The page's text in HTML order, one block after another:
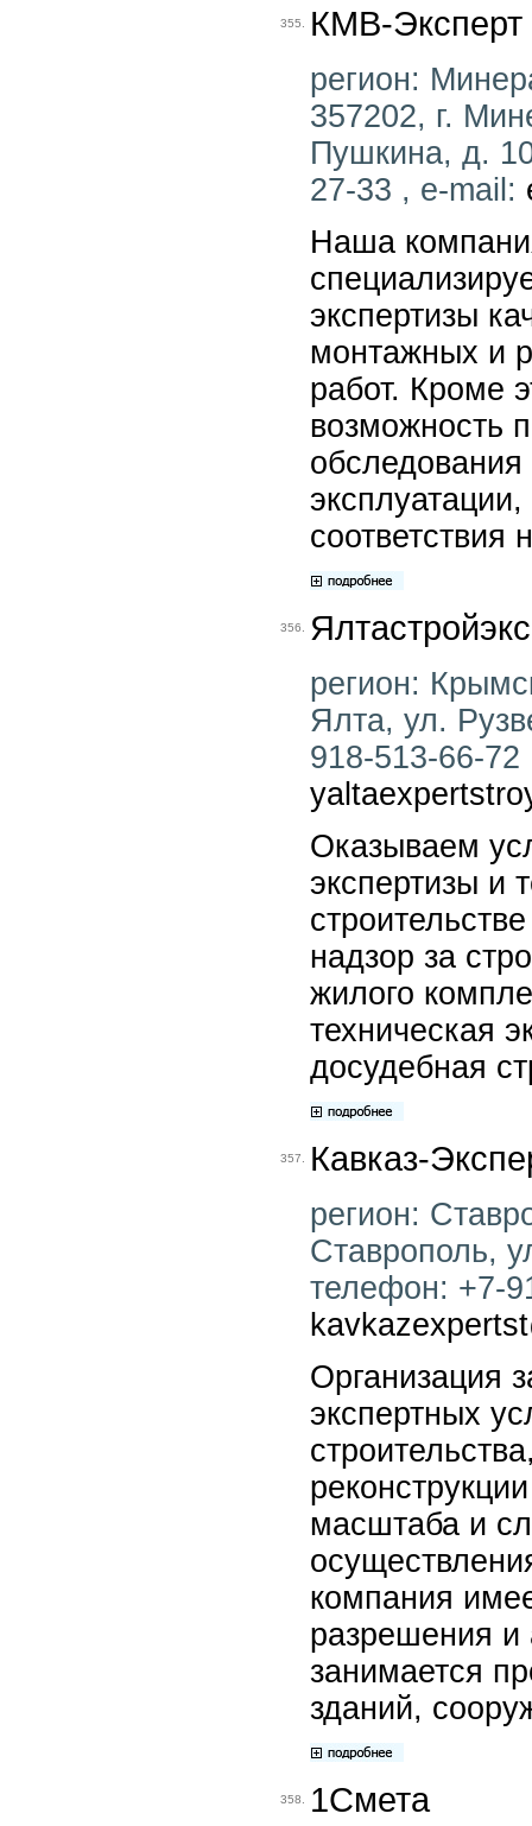
355. КМВ-Эксперт
регион:
357202, г.
Пушкина, д.
27-33 , e-mail:
Наша
экспертизы
монтажных и
работ. Кроме
возможность
соответствия
356.
регион:
Ялта, ул.
918-513-66-72
Оказываем
экспертизы и
надзор за
жилого
техническая
досудебная
357. Кавказ-
регион:
Ставрополь,
телефон: +7-
Организация
экспертных
масштаба и
компания
разрешения и
занимается
зданий,
358. 1Смета